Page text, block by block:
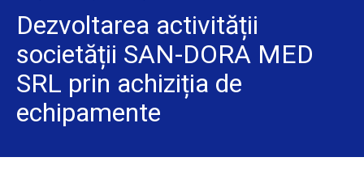
Dezvoltarea activității
societății SAN-DORA MED
SRL prin achiziția de
echipamente